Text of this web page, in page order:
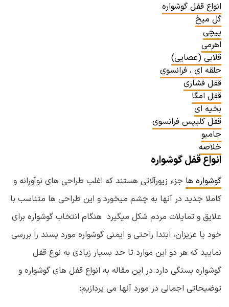
انواع قفل گوشواره
گل میخ
پیچی
اهرمی
قلابی (عصایی)
حلقه ای ، فرانسوی
قفل فشاری
قفل امگا
بخیه ای
قفل کلیپس فرانسوی
جامبو
خلاصه
انواع قفل گوشواره
گوشواره ها جزء زیورآلاتی هستند که اغلب طراحی های نوآورانه و
کاملا جدید در آنها به چشم میخورد و این طراحی ها متناسب با
علایق و تمایلات مردم شکل میگیرد هنگام انتخاب گوشواره برای
خود یا عزیزان، ابتدا راحتی و ایمنی گوشواره مورد پسند را بررسی
نمایید که هر دو این موارد تا حد بسیار زیادی به نوع قفل
گوشواره بستگی دارد.در این مقاله به انواع قفل های گوشواره و
توضیحاتی اجمالی در مورد آنها می پردازیم: